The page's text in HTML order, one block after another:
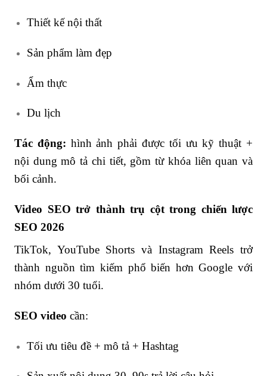
Thiết kế nội thất
Sản phẩm làm đẹp
Ẩm thực
Du lịch
Tác động: hình ảnh phải được tối ưu kỹ thuật +
nội dung mô tả chi tiết, gồm từ khóa liên quan và
bối cảnh.
Video SEO trở thành trụ cột trong chiến lược
SEO 2026
TikTok, YouTube Shorts và Instagram Reels trở
thành nguồn tìm kiếm phổ biến hơn Google với
nhóm dưới 30 tuổi.
SEO video cần:
Tối ưu tiêu đề + mô tả + Hashtag